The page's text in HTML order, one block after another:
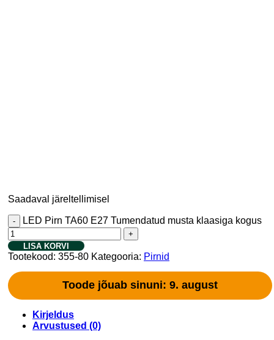
Saadaval järeltellimisel
LED Pirn TA60 E27 Tumendatud musta klaasiga kogus
LISA KORVI
Tootekood: 355-80 Kategooria: Pirnid
Toode jõuab sinuni: 9. august
Kirjeldus
Arvustused (0)